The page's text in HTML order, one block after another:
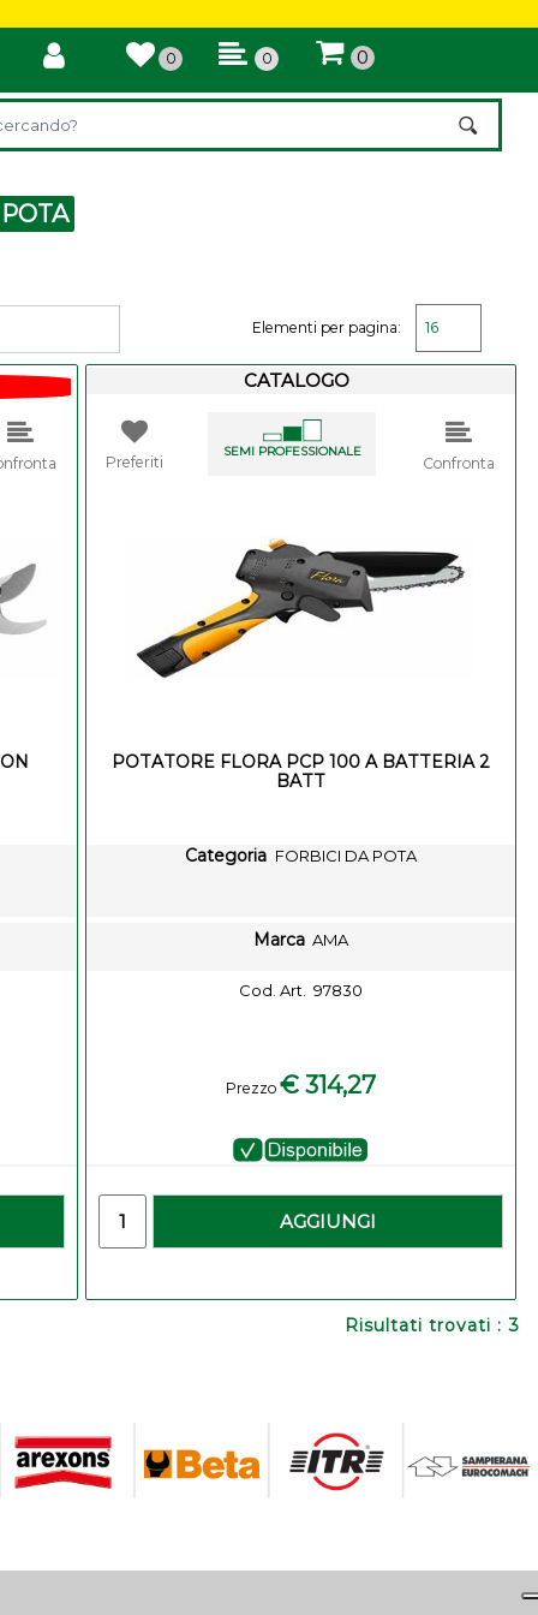
0 0 0
un filtro aggiorna automaticamente gli altri filtri disponibili.
Elementi per pagina:
CATALOGO
Preferiti
SEMI PROFESSIONALE
Confronta
POTATORE FLORA PCP 100 A BATTERIA 2
BATT
Categoria FORBICI DA POTA
Marca AMA
Cod. Art. 97830
Prezzo € 314,27
AGGIUNGI
Risultati trovati : 3